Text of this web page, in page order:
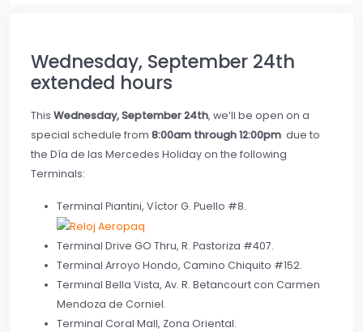
Wednesday, September 24th
extended hours
This Wednesday, September 24th, we’ll be open on a
special schedule from 8:00am through 12:00pm due to
the Día de las Mercedes Holiday on the following
Terminals:
Terminal Piantini, Víctor G. Puello #8.
Terminal Drive GO Thru, R. Pastoriza #407.
Terminal Arroyo Hondo, Camino Chiquito #152.
Terminal Bella Vista, Av. R. Betancourt con Carmen
Mendoza de Corniel.
Terminal Coral Mall, Zona Oriental.